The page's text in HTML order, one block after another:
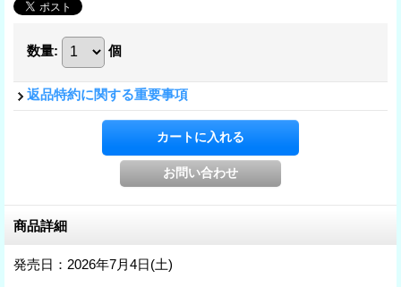
数量: 個
返品特約に関する重要事項
商品詳細
発売日：2026年7月4日(土)